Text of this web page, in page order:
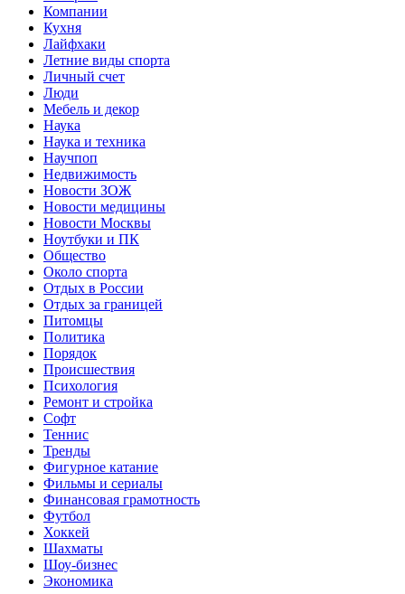
Компании
Кухня
Лайфхаки
Летние виды спорта
Личный счет
Люди
Мебель и декор
Наука
Наука и техника
Научпоп
Недвижимость
Новости ЗОЖ
Новости медицины
Новости Москвы
Ноутбуки и ПК
Общество
Около спорта
Отдых в России
Отдых за границей
Питомцы
Политика
Порядок
Происшествия
Психология
Ремонт и стройка
Софт
Теннис
Тренды
Фигурное катание
Фильмы и сериалы
Финансовая грамотность
Футбол
Хоккей
Шахматы
Шоу-бизнес
Экономика